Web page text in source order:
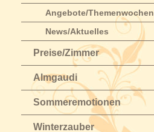
Angebote/Themenwochen
News/Aktuelles
Preise/Zimmer
Almgaudi
Sommeremotionen
Winterzauber